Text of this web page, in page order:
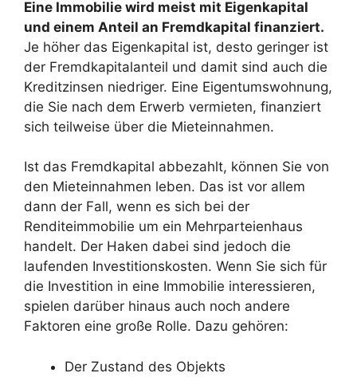
Eine Immobilie wird meist mit Eigenkapital
und einem Anteil an Fremdkapital finanziert.
Je höher das Eigenkapital ist, desto geringer ist
der Fremdkapitalanteil und damit sind auch die
Kreditzinsen niedriger. Eine Eigentumswohnung,
die Sie nach dem Erwerb vermieten, finanziert
sich teilweise über die Mieteinnahmen.
Ist das Fremdkapital abbezahlt, können Sie von
den Mieteinnahmen leben. Das ist vor allem
dann der Fall, wenn es sich bei der
Renditeimmobilie um ein Mehrparteienhaus
handelt. Der Haken dabei sind jedoch die
laufenden Investitionskosten. Wenn Sie sich für
die Investition in eine Immobilie interessieren,
spielen darüber hinaus auch noch andere
Faktoren eine große Rolle. Dazu gehören:
Der Zustand des Objekts